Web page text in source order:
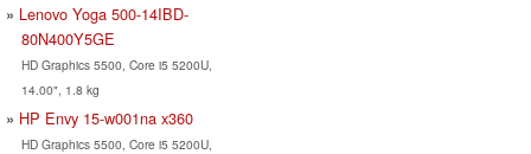
Lenovo Yoga 500-14IBD-
80N400Y5GE
HD Graphics 5500, Core i5 5200U,
14.00", 1.8 kg
HP Envy 15-w001na x360
HD Graphics 5500, Core i5 5200U,